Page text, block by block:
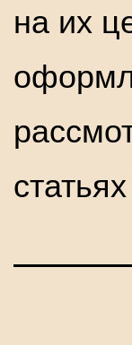
на их